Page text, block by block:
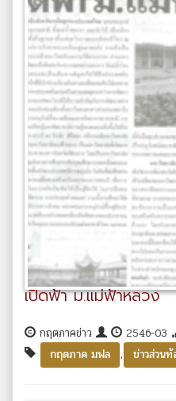
เปิดฟ้า ม.แม่ฟ้าหลวง
กฤตภาคข่าว 2546-03
กฤตภาค มฟล
, ข่าวส่วน